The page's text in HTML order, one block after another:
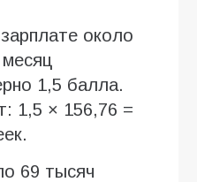
около
1,5 балла.
1,5 × 156,76 =
69 тысяч